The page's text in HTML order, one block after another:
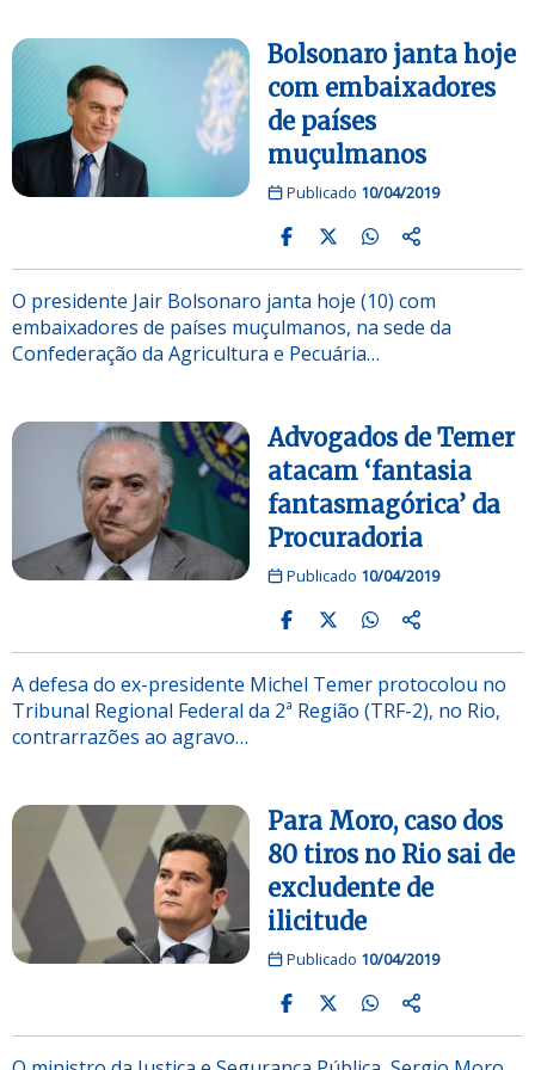
Bolsonaro janta hoje
com embaixadores
de países
muçulmanos
Publicado 10/04/2019
O presidente Jair Bolsonaro janta hoje (10) com
embaixadores de países muçulmanos, na sede da
Confederação da Agricultura e Pecuária…
Advogados de Temer
atacam ‘fantasia
fantasmagórica’ da
Procuradoria
Publicado 10/04/2019
A defesa do ex-presidente Michel Temer protocolou no
Tribunal Regional Federal da 2ª Região (TRF-2), no Rio,
contrarrazões ao agravo…
Para Moro, caso dos
80 tiros no Rio sai de
excludente de
ilicitude
Publicado 10/04/2019